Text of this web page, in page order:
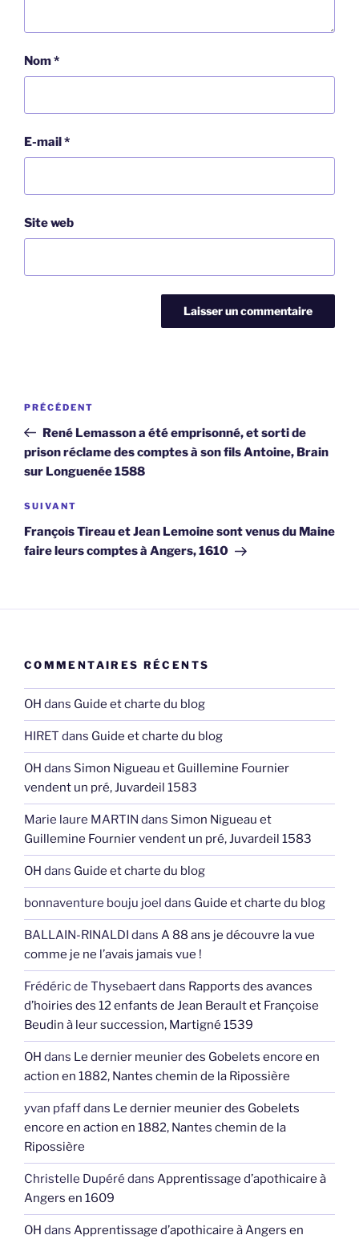
Nom*
E-mail*
Site web
Navigation
l’article
Article
précédent
PRÉCÉDENT
René Lemasson a été emprisonné, et sorti de
prison réclame des comptes à son fils Antoine, Brain
sur Longuenée 1588
Article
suivant
SUIVANT
François Tireau et Jean Lemoine sont venus du Maine
faire leurs comptes à Angers, 1610
COMMENTAIRES RÉCENTS
OH dans Guide et charte du blog
HIRET dans Guide et charte du blog
OH dans Simon Nigueau et Guillemine Fournier
vendent un pré, Juvardeil 1583
Marie laure MARTIN dans Simon Nigueau et
Guillemine Fournier vendent un pré, Juvardeil 1583
OH dans Guide et charte du blog
bonnaventure bouju joel dans Guide et charte du blog
BALLAIN-RINALDI dans A 88 ans je découvre la vue
comme je ne l’avais jamais vue !
Frédéric de Thysebaertdans Rapports des avances
d’hoiries des 12 enfants de Jean Berault et Françoise
Beudin à leur succession, Martigné 1539
OH dans Le dernier meunier des Gobelets encore en
action en 1882, Nantes chemin de la Ripossière
yvan pfaffdans Le dernier meunier des Gobelets
encore en action en 1882, Nantes chemin de la
Ripossière
Christelle Dupéré dans Apprentissage d’apothicaire à
Angers en 1609
OH dans Apprentissage d’apothicaire à Angers en